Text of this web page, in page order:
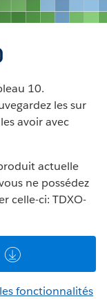
10.
les sur
avoir avec
actuelle
ne possédez
celle-ci: TDXO-
fonctionnalités